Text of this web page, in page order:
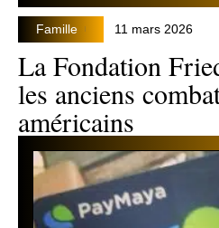
Famille 11 mars 2026
La Fondation
les anciens
américains